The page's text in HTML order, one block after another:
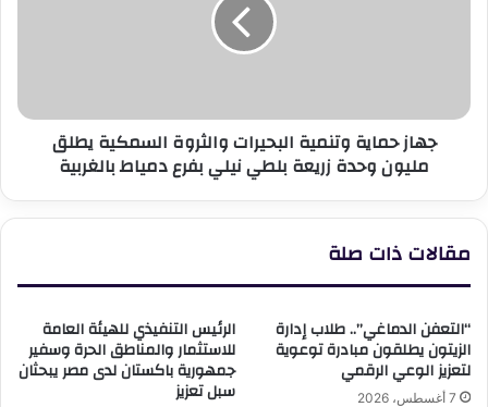
وحدة
بالغربية
جهاز حماية وتنمية البحيرات والثروة السمكية يطلق
مليون وحدة زريعة بلطي نيلي بفرع دمياط بالغربية
مقالات ذات صلة
“التعفن الدماغي”.. طلاب إدارة
الزيتون يطلقون مبادرة توعوية
لتعزيز الوعي الرقمي
7 أغسطس، 2026
الرئيس التنفيذي للهيئة العامة
للاستثمار والمناطق الحرة وسفير
جمهورية باكستان لدى مصر يبحثان
سبل تعزيز